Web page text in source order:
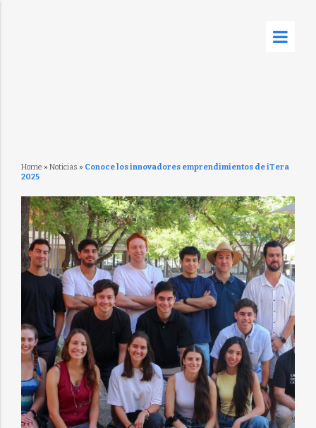
Home » Noticias » Conoce los innovadores emprendimientos de iTera
2025